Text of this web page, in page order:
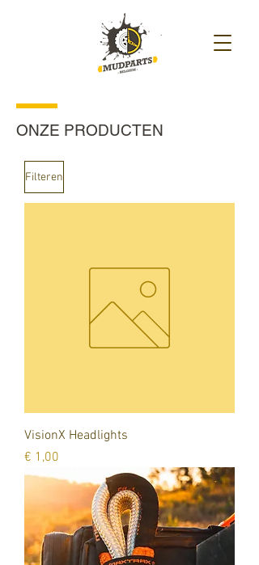
ONZE PRODUCTEN
Filteren
VisionX Headlights
Prijs
€ 1,00